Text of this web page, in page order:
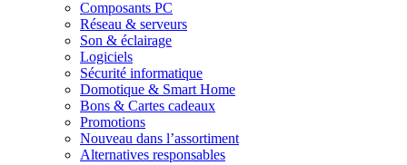
Composants PC
Réseau & serveurs
Son & éclairage
Logiciels
Sécurité informatique
Domotique & Smart Home
Bons & Cartes cadeaux
Promotions
Nouveau dans l’assortiment
Alternatives responsables